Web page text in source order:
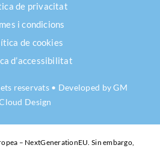
de privacitat
i condicions
de cookies
d’accessibilitat
reservats • Developed byGM
Design
– NextGenerationEU. Sin embargo,